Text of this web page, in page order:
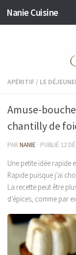
Skip to content
Nanie Cuisine
APÉRITIF / LE
Amuse-
chantilly de
PAR NANIE · PUBLIÉ 12
Une petite idée rapide
Rapide puisque j’ai
La recette peut être
d’épices, comme par